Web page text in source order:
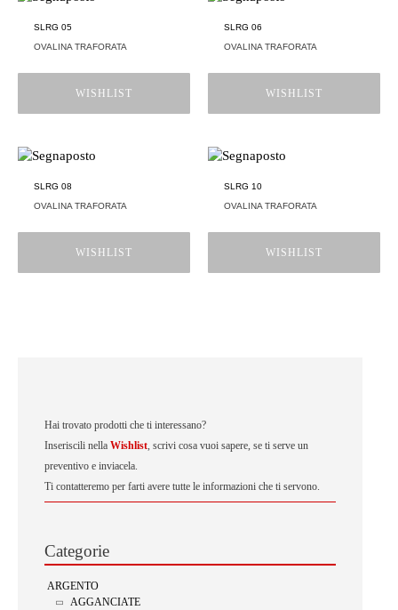
Hai trovato prodotti che ti interessano?
Inseriscili nella Wishlist, scrivi cosa vuoi sapere, se ti serve un
preventivo e inviacela.
Ti contatteremo per farti avere tutte le informazioni che ti servono.
Categorie
ARGENTO
AGGANCIATE
SLRG 05
OVALINA TRAFORATA
WISHLIST
SLRG 06
OVALINA TRAFORATA
WISHLIST
SLRG 08
OVALINA TRAFORATA
WISHLIST
SLRG 10
OVALINA TRAFORATA
WISHLIST